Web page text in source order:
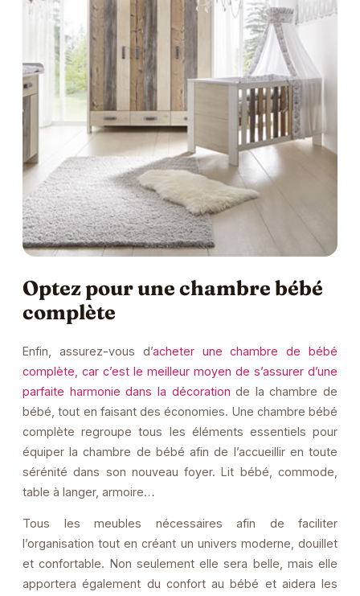
Optez pour une chambre bébé
complète
Enfin, assurez-vous d’acheter une chambre de bébé
complète, car c’est le meilleur moyen de s’assurer d’une
parfaite harmonie dans la décoration de la chambre de
bébé, tout en faisant des économies. Une chambre bébé
complète regroupe tous les éléments essentiels pour
équiper la chambre de bébé afin de l’accueillir en toute
sérénité dans son nouveau foyer. Lit bébé, commode,
table à langer, armoire…
Tous les meubles nécessaires afin de faciliter
l’organisation tout en créant un univers moderne, douillet
et confortable. Non seulement elle sera belle, mais elle
apportera également du confort au bébé et aidera les